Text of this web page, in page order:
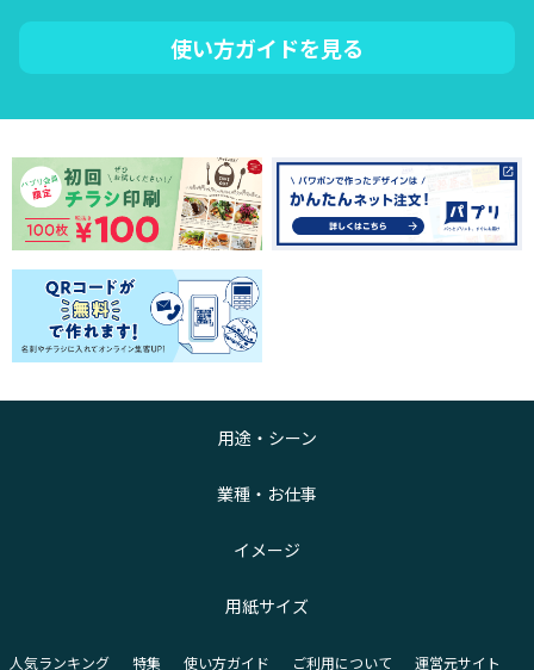
使い方ガイドを見る
用途・シーン
業種・お仕事
イメージ
用紙サイズ
人気ランキング 特集 使い方ガイド ご利用について 運営元サイト